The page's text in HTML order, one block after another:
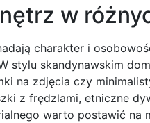
w
charakter i
skandynawskim
na zdjęcia czy
z frędzlami, etniczne
warto postawić na